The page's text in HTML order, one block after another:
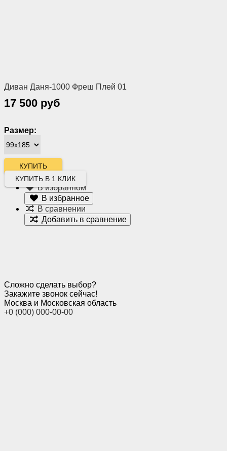
Диван Даня-1000 Фреш Плей 01
17 500 руб
Размер:
КУПИТЬ В 1 КЛИК
В избранном
В избранное
В сравнении
Добавить в сравнение
Сложно сделать выбор?
Закажите звонок сейчас!
Москва и Московская область
+0 (000) 000-00-00